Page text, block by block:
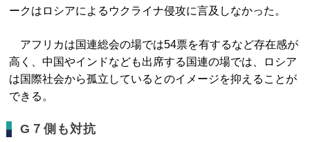
ークはロシアによるウクライナ侵攻に言及しなかった。
アフリカは国連総会の場では54票を有するなど存在感が
高く、中国やインドなども出席する国連の場では、ロシア
は国際社会から孤立しているとのイメージを抑えることが
できる。
G７側も対抗